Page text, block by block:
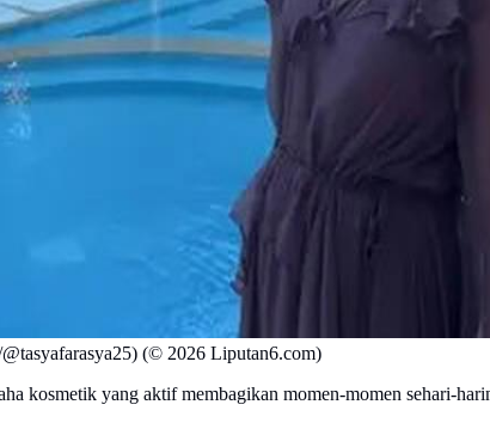
(© 2026 Liputan6.com)
kosmetik yang aktif membagikan momen-momen sehari-